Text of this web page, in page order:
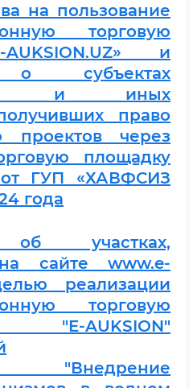
на пользование
торговую
и
о субъектах
и иных
право
проектов через
площадку
от ГУП «ХАВФСИЗ
года
об участках,
сайте www.e-
реализации
торговую
AUKSION"
"Внедрение